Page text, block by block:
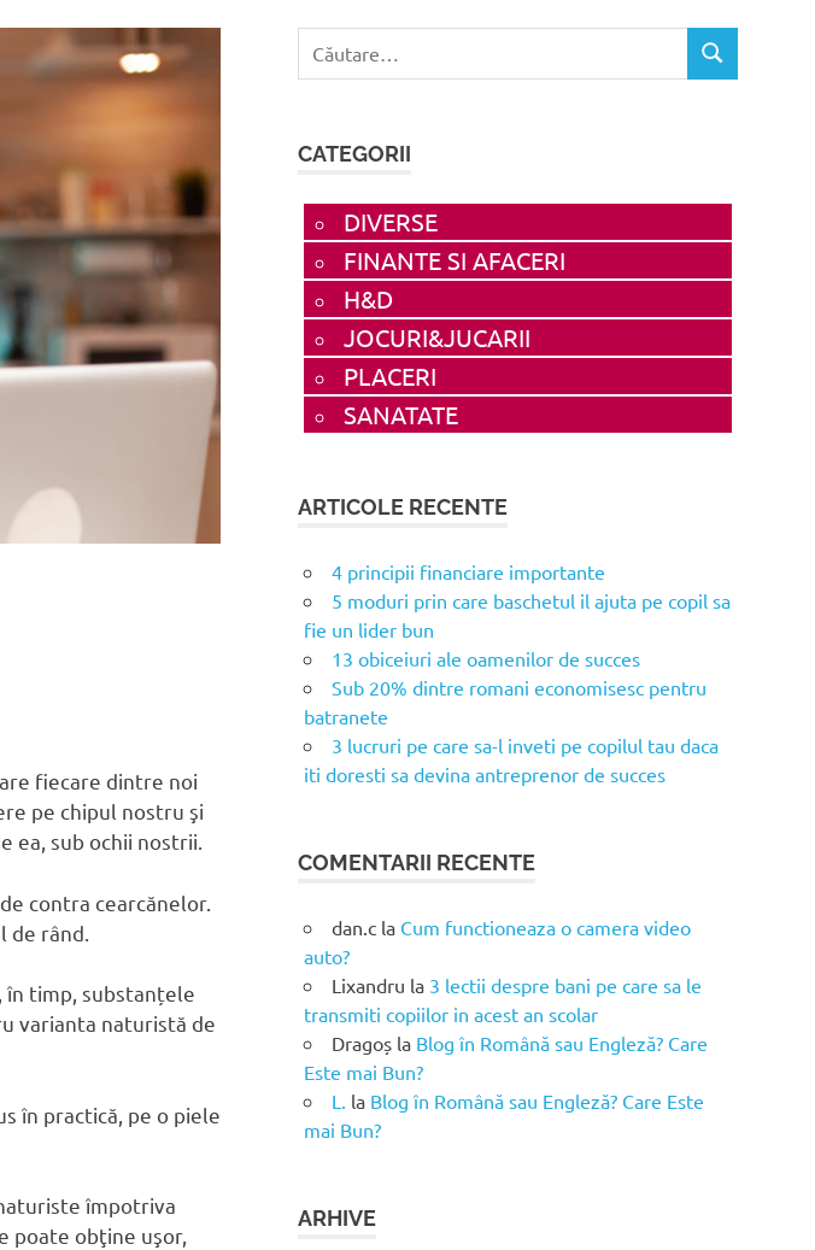
fiecare dintre noi
pe chipul nostru şi
sub ochii nostrii.
contra cearcănelor.
rând.
în timp, substanțele
varianta naturistă de
în practică, pe o piele
împotriva
poate obţine uşor,
după:
CĂUTARE
CATEGORII
DIVERSE
FINANTE SI AFACERI
H&D
JOCURI&JUCARII
PLACERI
SANATATE
ARTICOLE RECENTE
4 principii financiare importante
5 moduri prin care baschetul il ajuta pe copil sa
fie un lider bun
13 obiceiuri ale oamenilor de succes
Sub 20% dintre romani economisesc pentru
batranete
3 lucruri pe care sa-l inveti pe copilul tau daca
iti doresti sa devina antreprenor de succes
COMENTARII RECENTE
dan.c la Cum functioneaza o camera video
auto?
Lixandru la 3 lectii despre bani pe care sa le
transmiti copiilor in acest an scolar
Dragoș la Blog în Română sau Engleză? Care
Este mai Bun?
L.
la Blog în Română sau Engleză? Care Este
mai Bun?
ARHIVE